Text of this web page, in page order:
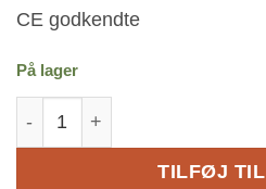
CE godkendte
På lager
TILFØJ